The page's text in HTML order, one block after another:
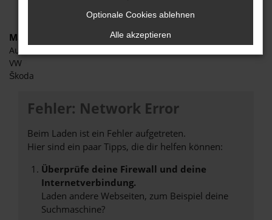
Marken
Audi
VW
Škoda
Fehler: Network Error
Beim Laden ist ein Fehler aufgetreten.
Hier sind ein paar Tipps, die dir helfen können:
Überprüfe deine Firewall und deine
Internetverbindung.
Laden andere Webseiten, zum Beispiel deine
Suchmaschine?
Optionale Cookies ablehnen
Alle akzeptieren